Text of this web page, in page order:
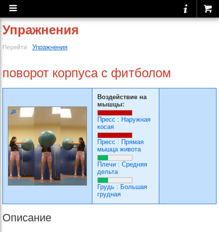
Упражнения
Перейти: Упражнения
поворот корпуса с фитболом
Воздействие на
мышцы:
Пресс : Наружная
косая
Пресс : Прямая
мышца живота
Плечи : Средняя
дельта
Грудь : Большая
грудная
Описание